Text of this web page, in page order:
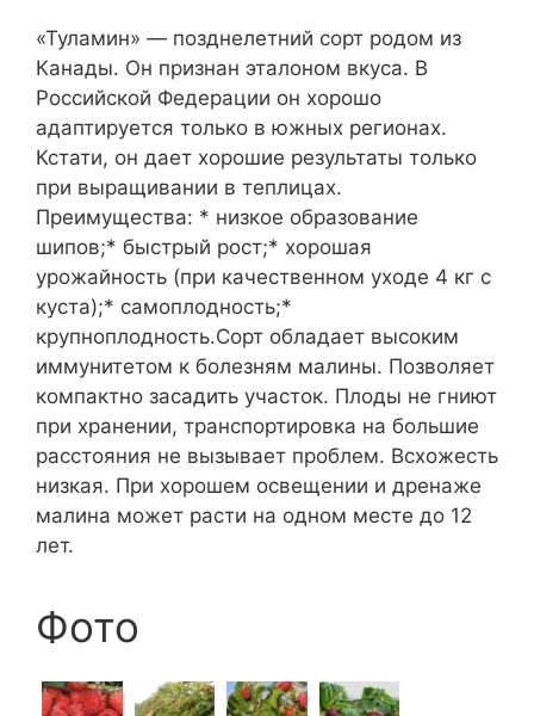
«Туламин» — позднелетний сорт родом из
Канады. Он признан эталоном вкуса. В
Российской Федерации он хорошо
адаптируется только в южных регионах.
Кстати, он дает хорошие результаты только
при выращивании в теплицах.
Преимущества: * низкое образование
шипов;* быстрый рост;* хорошая
урожайность (при качественном уходе 4 кг с
куста);* самоплодность;*
крупноплодность.Сорт обладает высоким
иммунитетом к болезням малины. Позволяет
компактно засадить участок. Плоды не гниют
при хранении, транспортировка на большие
расстояния не вызывает проблем. Всхожесть
низкая. При хорошем освещении и дренаже
малина может расти на одном месте до 12
лет.
Фото